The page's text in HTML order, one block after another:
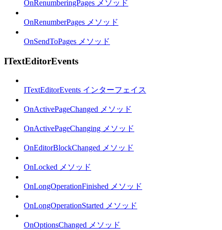
OnRenumberingPages メソッド
OnRenumberPages メソッド
OnSendToPages メソッド
ITextEditorEvents
ITextEditorEvents インターフェイス
OnActivePageChanged メソッド
OnActivePageChanging メソッド
OnEditorBlockChanged メソッド
OnLocked メソッド
OnLongOperationFinished メソッド
OnLongOperationStarted メソッド
OnOptionsChanged メソッド